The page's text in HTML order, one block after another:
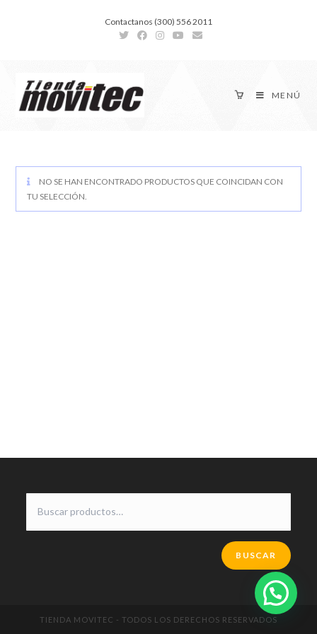
Contactanos (300) 556 2011
MENÚ
NO SE HAN ENCONTRADO PRODUCTOS QUE COINCIDAN CON
TU SELECCIÓN.
BUSCAR
TIENDA MOVITEC - TODOS LOS DERECHOS RESERVADOS